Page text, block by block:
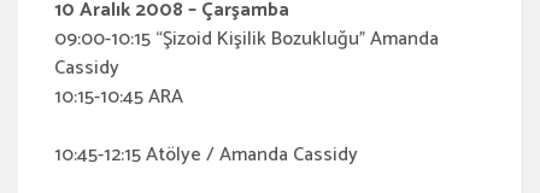
10 Aralık 2008 – Çarşamba
09:00-10:15 “Şizoid Kişilik Bozukluğu” Amanda
Cassidy
10:15-10:45 ARA
10:45-12:15 Atölye / Amanda Cassidy